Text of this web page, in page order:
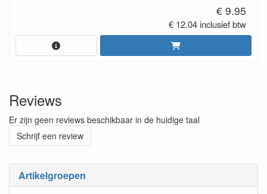
Artikelgroepen
€ 9.95
€ 12.04 inclusief btw
Reviews
Er zijn geen reviews beschikbaar in de huidige taal
Schrijf een review